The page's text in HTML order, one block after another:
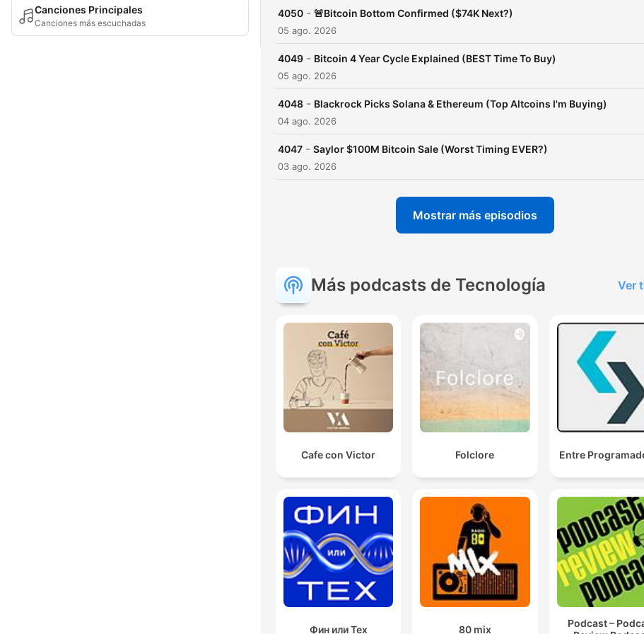
Canciones Principales
Canciones más escuchadas
4050 - 🚨Bitcoin Bottom Confirmed ($74K Next?)
05 ago. 2026
4049 - Bitcoin 4 Year Cycle Explained (BEST Time To Buy)
05 ago. 2026
4048 - Blackrock Picks Solana & Ethereum (Top Altcoins I'm Buying)
04 ago. 2026
4047 - Saylor $100M Bitcoin Sale (Worst Timing EVER?)
03 ago. 2026
Mostrar más episodios
Más podcasts de Tecnología Ver
Cafe con Victor Folclore Entre
Фин или Тех 80 mix
Podcast –